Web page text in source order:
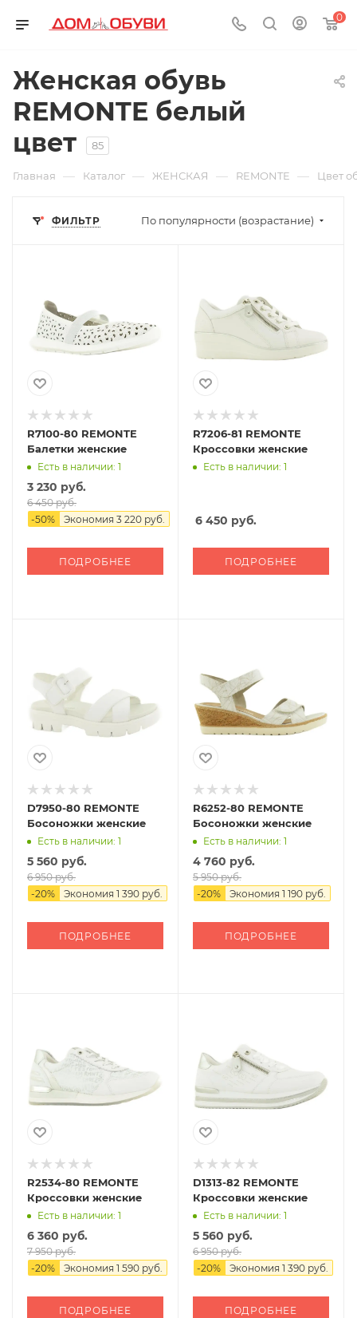
0
Женская обувь
REMONTE белый
цвет
85
Главная — Каталог — ЖЕНСКАЯ — REMONTE — Цвет
ФИЛЬТР По популярности (возрастание)
R7100-80 REMONTE
Балетки женские
Есть в наличии: 1
3 230 руб.
6 450 руб.
-50% Экономия 3 220 руб.
ПОДРОБНЕЕ
R7206-81 REMONTE
Кроссовки женские
Есть в наличии: 1
6 450 руб.
ПОДРОБНЕЕ
D7950-80 REMONTE
Босоножки женские
Есть в наличии: 1
5 560 руб.
6 950 руб.
-20% Экономия 1 390 руб.
ПОДРОБНЕЕ
R6252-80 REMONTE
Босоножки женские
Есть в наличии: 1
4 760 руб.
5 950 руб.
-20% Экономия 1 190 руб.
ПОДРОБНЕЕ
R2534-80 REMONTE
Кроссовки женские
Есть в наличии: 1
6 360 руб.
7 950 руб.
-20% Экономия 1 590 руб.
ПОДРОБНЕЕ
D1313-82 REMONTE
Кроссовки женские
Есть в наличии: 1
5 560 руб.
6 950 руб.
-20% Экономия 1 390 руб.
ПОДРОБНЕЕ